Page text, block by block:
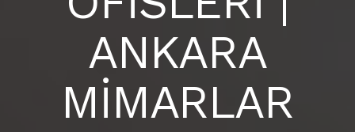
ANKARA
MİMARLAR